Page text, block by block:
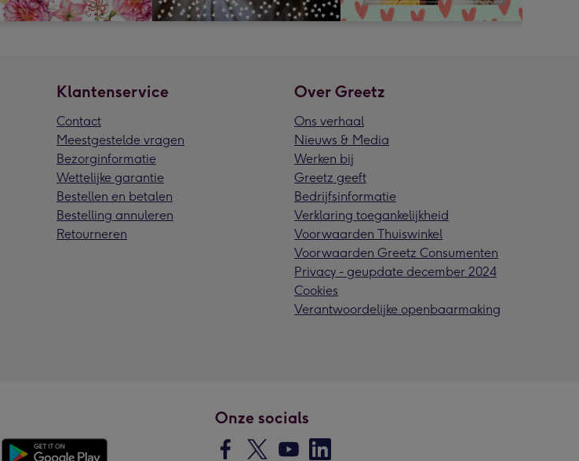
Klantenservice
Contact
Meestgestelde vragen
Bezorginformatie
Wettelijke garantie
Bestellen en betalen
Bestelling annuleren
Retourneren
Over Greetz
Ons verhaal
Nieuws & Media
Werken bij
Greetz geeft
Bedrijfsinformatie
Verklaring toegankelijkheid
Voorwaarden Thuiswinkel
Voorwaarden Greetz Consumenten
Privacy - geupdate december 2024
Cookies
Verantwoordelijke openbaarmaking
Onze socials